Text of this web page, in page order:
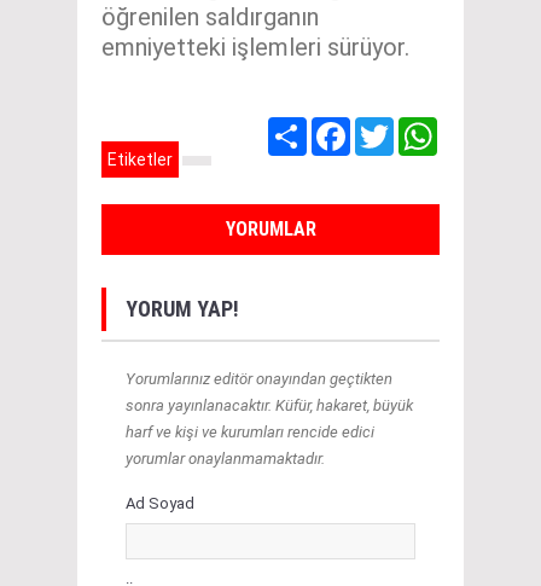
öğrenilen saldırganın
emniyetteki işlemleri sürüyor.
Share Facebook
Twitter
Etiketler
YORUMLAR
YORUM YAP!
Yorumlarınız editör onayından geçtikten
sonra yayınlanacaktır. Küfür, hakaret, büyük
harf ve kişi ve kurumları rencide edici
yorumlar onaylanmamaktadır.
Ad Soyad